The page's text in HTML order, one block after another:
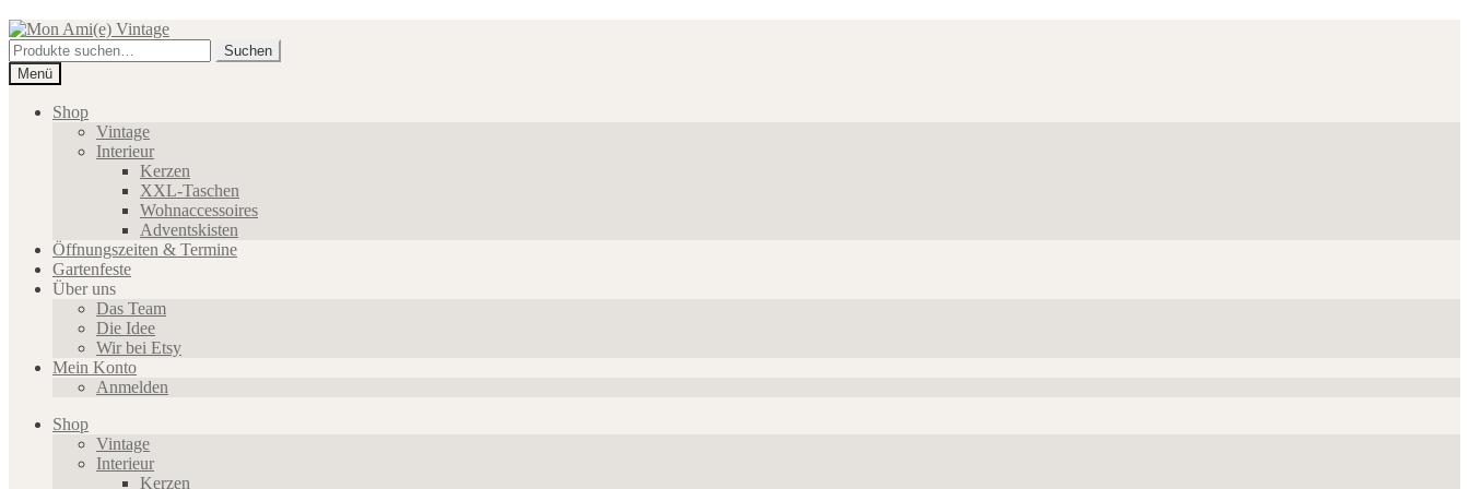
Zur
Navigation
springen
Zum
Inhalt
springen
Suche
nach:
Suchen
Menü
Shop
Vintage
Interieur
Kerzen
XXL-Taschen
Wohnaccessoires
Adventskisten
Öffnungszeiten & Termine
Gartenfeste
Über uns
Das Team
Die Idee
Wir bei Etsy
Mein Konto
Anmelden
Shop
Vintage
Interieur
Kerzen